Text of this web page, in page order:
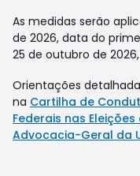
As medidas serão
de 2026, data do
25 de outubro de
Orientações
na Cartilha de
Federais nas
Advocacia-Geral da